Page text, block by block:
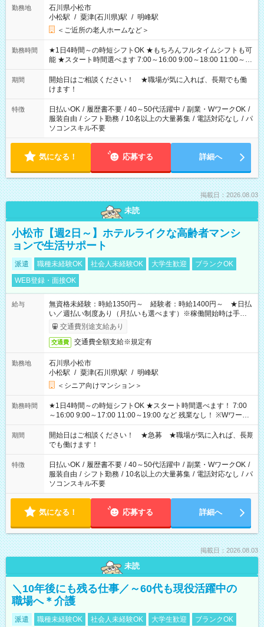
勤務地
石川県小松市
小松駅 / 粟津(石川県)駅 / 明峰駅
＜ご近所の老人ホームなど＞
勤務時間
★1日4時間～の時短シフトOK ★もちろんフルタイムシフトも可
能 ★スタート時間選べます 7:00～16:00 9:00～18:00 11:00～
20:00 など 残業なし！ ※Wワークの場合、他のお仕事と合わせ
週40時間超の就業はご案内できません ※法令に基づき、週20時
間以上勤務は社会保険への加入対象となります ※労働者派遣法
（日雇い派遣の原則禁止）により、短時間・短期間の就業はご
案内が難しい場合があります
期間
開始日はご相談ください！ ★職場が気に入れば、長期でも働
けます！
特徴 日払いOK / 履歴書不要 / 40～50代活躍中 / 副業・WワークOK /
服装自由 / シフト勤務 / 10名以上の大量募集 / 電話対応なし / パ
ソコンスキル不要
気になる！ 応募する 詳細へ
掲載日：2026.08.03
未読
小松市【週2日～】ホテルライクな高齢者マンシ
ョンで生活サポート
派遣 職種未経験OK 社会人未経験OK 大学生歓迎
ブランクOK
WEB登録・面接OK
給与
無資格未経験：時給1350円～ 経験者：時給1400円～ ★日払
い／週払い制度あり（月払いも選べます）※稼働開始時は手続き
完了次第のお支払いとなります。
交通費別途支給あり
交通費 交通費全額支給※規定有
勤務地
石川県小松市
小松駅 / 粟津(石川県)駅 / 明峰駅
＜シニア向けマンション＞
勤務時間
★1日4時間～の時短シフトOK ★スタート時間選べます！ 7:00
～16:00 9:00～17:00 11:00～19:00 など 残業なし！ ※Wワーク
の場合、他のお仕事と合わせ週40時間超の就業はご案内できま
せん ※法令に基づき、週20時間以上勤務は社会保険への加入対
象となります ※労働者派遣法（日雇い派遣の原則禁止）によ
り、短時間・短期間の就業はご案内が難しい場合があります
期間
開始日はご相談ください！ ★急募 ★職場が気に入れば、長期
でも働けます！
特徴 日払いOK / 履歴書不要 / 40～50代活躍中 / 副業・WワークOK /
服装自由 / シフト勤務 / 10名以上の大量募集 / 電話対応なし / パ
ソコンスキル不要
気になる！ 応募する 詳細へ
掲載日：2026.08.03
未読
＼10年後にも残る仕事／～60代も現役活躍中の
職場へ＊介護
派遣 職種未経験OK 社会人未経験OK 大学生歓迎
ブランクOK